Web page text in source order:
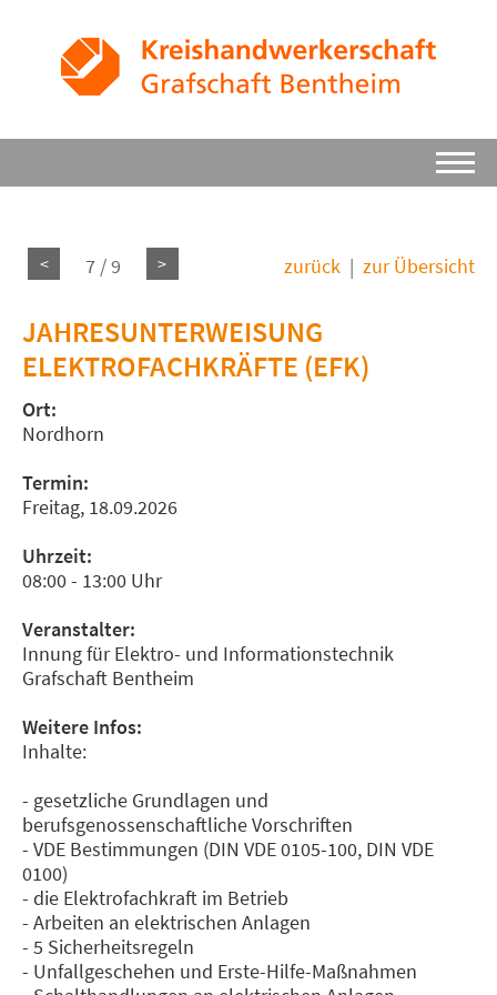
< 7 / 9 > zurück | zur Übersicht
JAHRESUNTERWEISUNG
ELEKTROFACHKRÄFTE (EFK)
Ort:
Nordhorn
Termin:
Freitag, 18.09.2026
Uhrzeit:
08:00 - 13:00 Uhr
Veranstalter:
Innung für Elektro- und Informationstechnik
Grafschaft Bentheim
Weitere Infos:
Inhalte:
- gesetzliche Grundlagen und
berufsgenossenschaftliche Vorschriften
- VDE Bestimmungen (DIN VDE 0105-100, DIN VDE
0100)
- die Elektrofachkraft im Betrieb
- Arbeiten an elektrischen Anlagen
- 5 Sicherheitsregeln
- Unfallgeschehen und Erste-Hilfe-Maßnahmen